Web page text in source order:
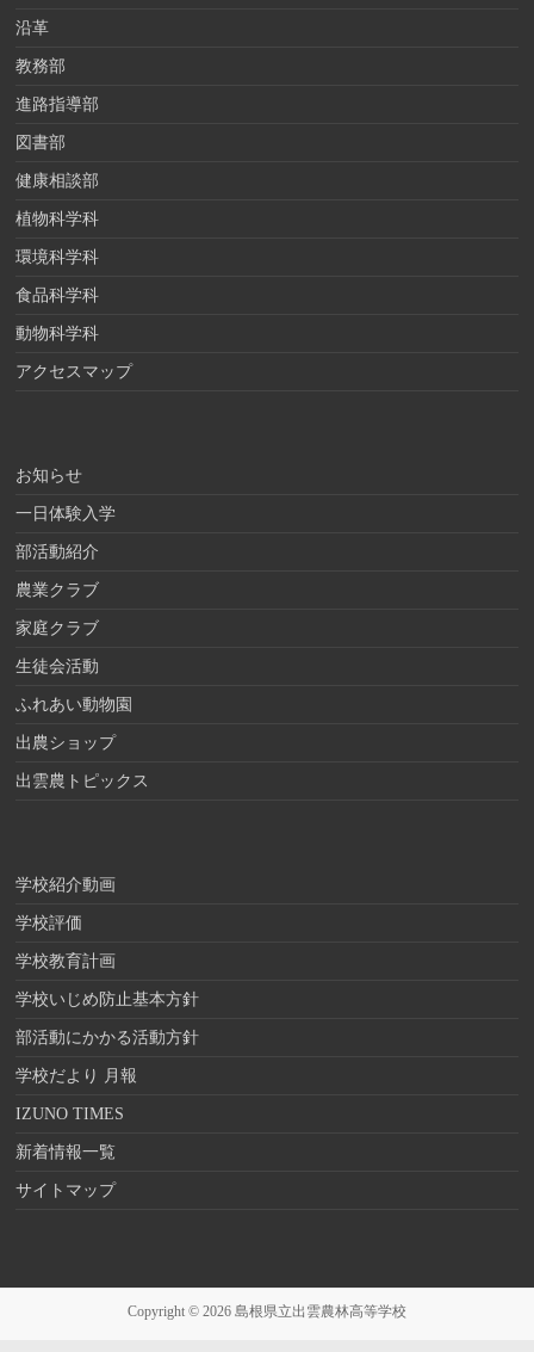
沿革
教務部
進路指導部
図書部
健康相談部
植物科学科
環境科学科
食品科学科
動物科学科
アクセスマップ
お知らせ
一日体験入学
部活動紹介
農業クラブ
家庭クラブ
生徒会活動
ふれあい動物園
出農ショップ
出雲農トピックス
学校紹介動画
学校評価
学校教育計画
学校いじめ防止基本方針
部活動にかかる活動方針
学校だより 月報
IZUNO TIMES
新着情報一覧
サイトマップ
Copyright © 2026 島根県立出雲農林高等学校